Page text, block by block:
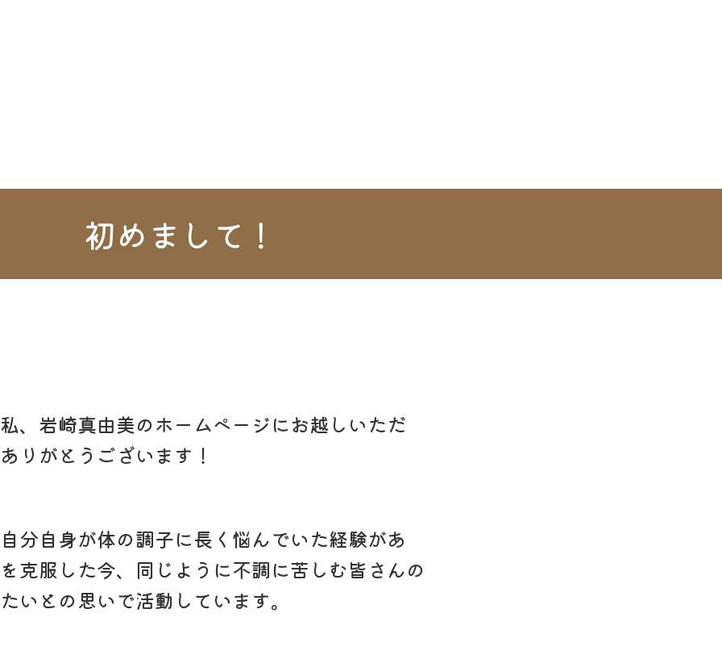
初めまして！
、岩崎真由美のホームページにお越しいただ
りがとうございます！
分自身が体の調子に長く悩んでいた経験があ
克服した今、同じように不調に苦しむ皆さんの
いとの思いで活動しています。